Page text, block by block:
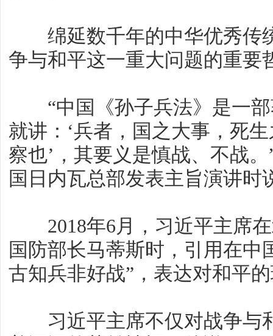
绵延数千年的中华优秀传
争与和平这一重大问题的重要
“中国《孙子兵法》是一部
就讲：‘兵者，国之大事，死
察也’，其要义是慎战、不战
国日内瓦总部发表主旨演讲时
2018年6月，习近平主席在
国防部长马蒂斯时，引用在
古知兵非好战”，表达对和平
习近平主席不仅对战争与